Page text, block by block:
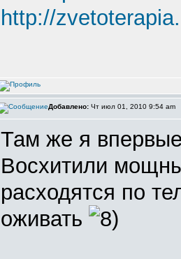
http://
Добавлено: Чт июл 01, 2010 9:54 am
Там же я впервые
Восхитили
расходятся по
оживать